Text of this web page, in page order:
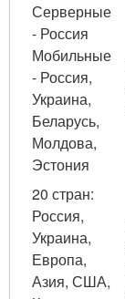
Серверные
- Россия
Мобильные
- Россия,
Украина,
Беларусь,
Молдова,
Эстония
20 стран:
Россия,
Украина,
Европа,
Азия, США,